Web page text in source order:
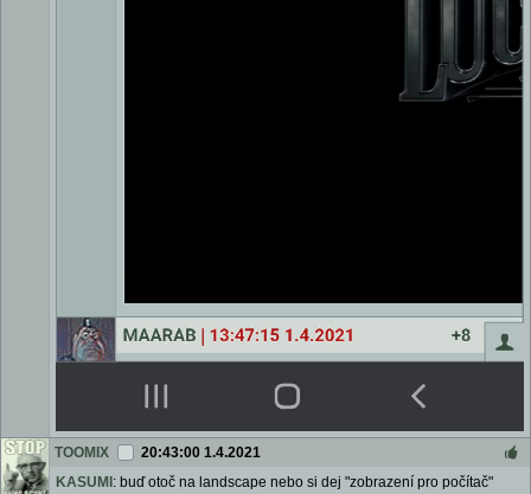
TOOMIX
20:43:00 1.4.2021
KASUMI : buď otoč na landscape nebo si dej "zobrazení pro počítač"